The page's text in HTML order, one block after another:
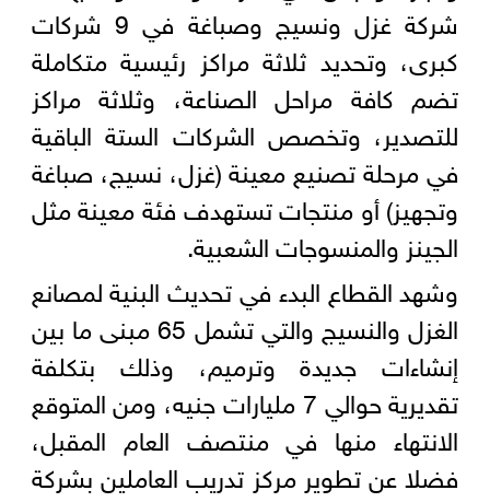
شركة غزل ونسيج وصباغة في 9 شركات
كبرى، وتحديد ثلاثة مراكز رئيسية متكاملة
تضم كافة مراحل الصناعة، وثلاثة مراكز
للتصدير، وتخصص الشركات الستة الباقية
في مرحلة تصنيع معينة (غزل، نسيج، صباغة
وتجهيز) أو منتجات تستهدف فئة معينة مثل
الجينز والمنسوجات الشعبية.
وشهد القطاع البدء في تحديث البنية لمصانع
الغزل والنسيج والتي تشمل 65 مبنى ما بين
إنشاءات جديدة وترميم، وذلك بتكلفة
تقديرية حوالي 7 مليارات جنيه، ومن المتوقع
الانتهاء منها في منتصف العام المقبل،
فضلا عن تطوير مركز تدريب العاملين بشركة